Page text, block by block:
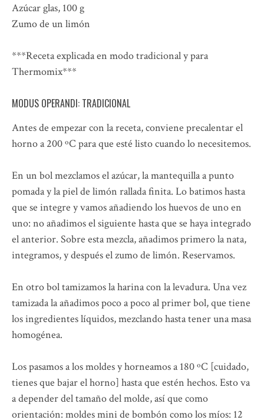
Azúcar glas, 100 g
Zumo de un limón
***Receta explicada en modo tradicional y para
Thermomix***
MODUS OPERANDI: TRADICIONAL
Antes de empezar con la receta, conviene precalentar el
horno a 200 ºC para que esté listo cuando lo necesitemos.
En un bol mezclamos el azúcar, la mantequilla a punto
pomada y la piel de limón rallada finita. Lo batimos hasta
que se integre y vamos añadiendo los huevos de uno en
uno: no añadimos el siguiente hasta que se haya integrado
el anterior. Sobre esta mezcla, añadimos primero la nata,
integramos, y después el zumo de limón. Reservamos.
En otro bol tamizamos la harina con la levadura. Una vez
tamizada la añadimos poco a poco al primer bol, que tiene
los ingredientes líquidos, mezclando hasta tener una masa
homogénea.
Los pasamos a los moldes y horneamos a 180 ºC [cuidado,
tienes que bajar el horno] hasta que estén hechos. Esto va
a depender del tamaño del molde, así que como
orientación: moldes mini de bombón como los míos: 12